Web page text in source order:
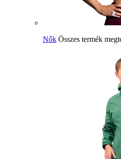
Nők Összes termék